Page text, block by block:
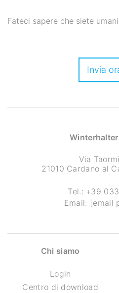
Fateci sapere che siete umani
Invia
Via
21010 Cardano al
Tel.: +39
Email: [email
Chi siamo
Login
Centro di download